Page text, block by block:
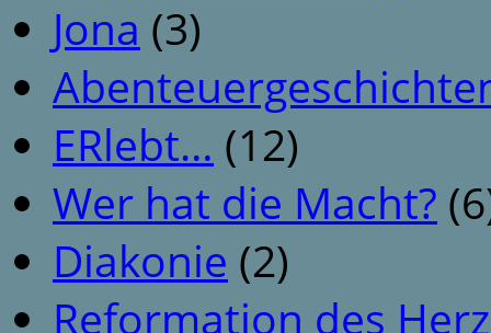
Jona (3)
ERlebt… (12)
Wer hat die Macht?
Diakonie (2)
Reformation des